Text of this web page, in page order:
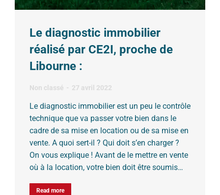
Le diagnostic immobilier
réalisé par CE2I, proche de
Libourne :
Non classé 27 avril 2022
Le diagnostic immobilier est un peu le contrôle
technique que va passer votre bien dans le
cadre de sa mise en location ou de sa mise en
vente. A quoi sert-il ? Qui doit s’en charger ?
On vous explique ! Avant de le mettre en vente
où à la location, votre bien doit être soumis…
Read more